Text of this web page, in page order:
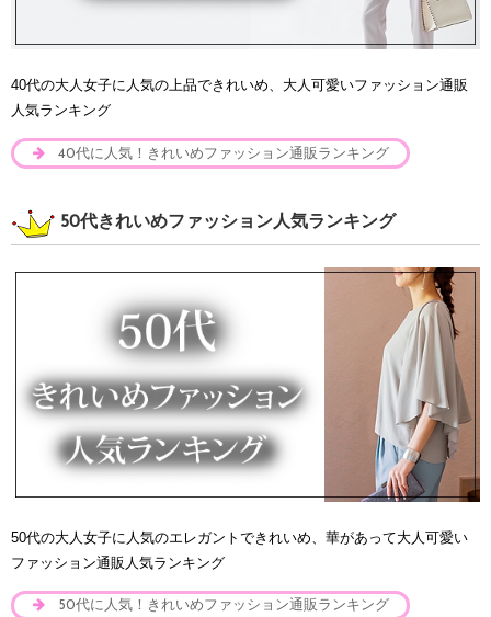
40代の大人女子に人気の上品できれいめ、大人可愛いファッション通販
人気ランキング
40代に人気！きれいめファッション通販ランキング
50代きれいめファッション人気ランキング
50代の大人女子に人気のエレガントできれいめ、華があって大人可愛い
ファッション通販人気ランキング
50代に人気！きれいめファッション通販ランキング